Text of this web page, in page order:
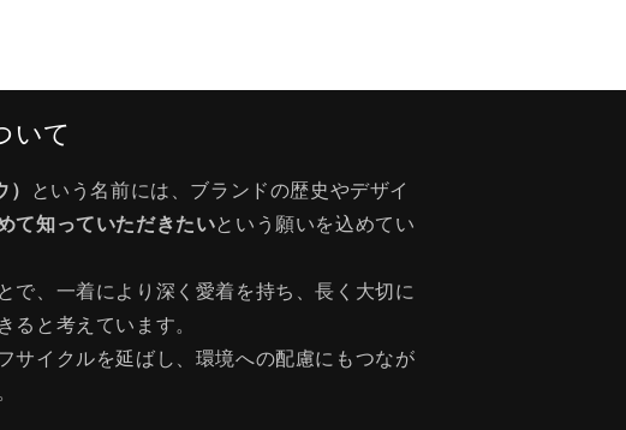
いて
という名前には、ブランドの歴史やデザイ
て知っていただきたいという願いを込めてい
で、一着により深く愛着を持ち、長く大切に
ると考えています。
サイクルを延ばし、環境への配慮にもつなが